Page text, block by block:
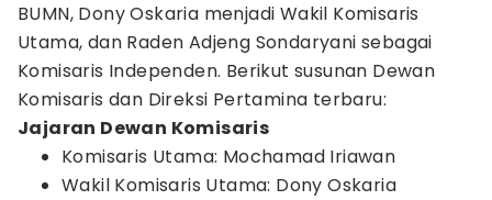
BUMN, Dony Oskaria menjadi Wakil Komisaris
Utama, dan Raden Adjeng Sondaryani sebagai
Komisaris Independen. Berikut susunan Dewan
Komisaris dan Direksi Pertamina terbaru:
Jajaran Dewan Komisaris
Komisaris Utama: Mochamad Iriawan
Wakil Komisaris Utama: Dony Oskaria